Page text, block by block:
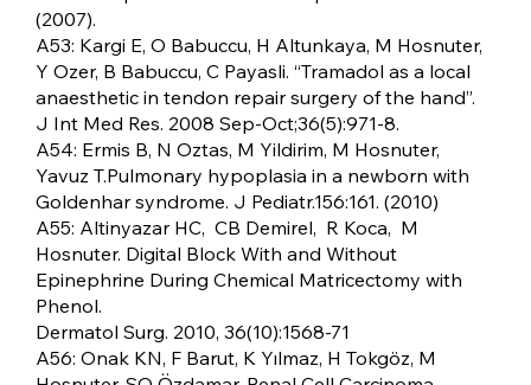
(2007).
A53: Kargi E, O Babuccu, H Altunkaya, M Hosnuter,
Y Ozer, B Babuccu, C Payasli. “Tramadol as a local
anaesthetic in tendon repair surgery of the hand”.
J Int Med Res. 2008 Sep-Oct;36(5):971-8.
A54: Ermis B, N Oztas, M Yildirim, M Hosnuter,
Yavuz T.Pulmonary hypoplasia in a newborn with
Goldenhar syndrome. J Pediatr.156:161. (2010)
A55: Altinyazar HC, CB Demirel, R Koca, M
Hosnuter. Digital Block With and Without
Epinephrine During Chemical Matricectomy with
Phenol.
Dermatol Surg. 2010, 36(10):1568-71
A56: Onak KN, F Barut, K Yılmaz, H Tokgöz, M